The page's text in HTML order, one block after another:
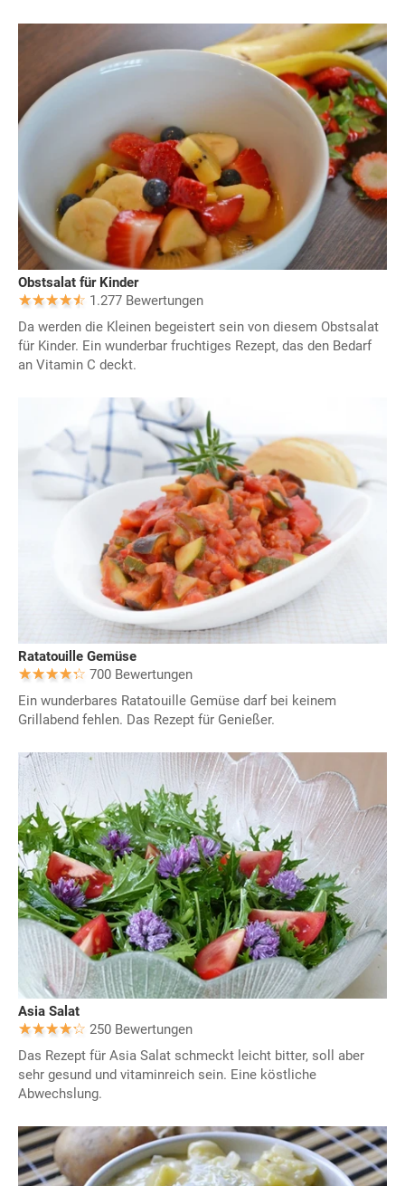
Obstsalat für Kinder
1.277 Bewertungen
Da werden die Kleinen begeistert sein von diesem Obstsalat
für Kinder. Ein wunderbar fruchtiges Rezept, das den Bedarf
an Vitamin C deckt.
Ratatouille Gemüse
700 Bewertungen
Ein wunderbares Ratatouille Gemüse darf bei keinem
Grillabend fehlen. Das Rezept für Genießer.
Asia Salat
250 Bewertungen
Das Rezept für Asia Salat schmeckt leicht bitter, soll aber
sehr gesund und vitaminreich sein. Eine köstliche
Abwechslung.